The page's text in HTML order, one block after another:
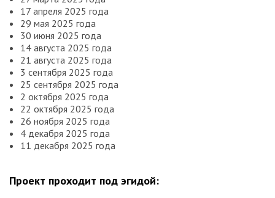
17 апреля 2025 года
29 мая 2025 года
30 июня 2025 года
14 августа 2025 года
21 августа 2025 года
3 сентября 2025 года
25 сентября 2025 года
2 октября 2025 года
22 октября 2025 года
26 ноября 2025 года
4 декабря 2025 года
11 декабря 2025 года
Проект проходит под эгидой: